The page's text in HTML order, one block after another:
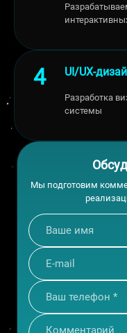
UI/UX-
Разработка
системы
Мы подготовим